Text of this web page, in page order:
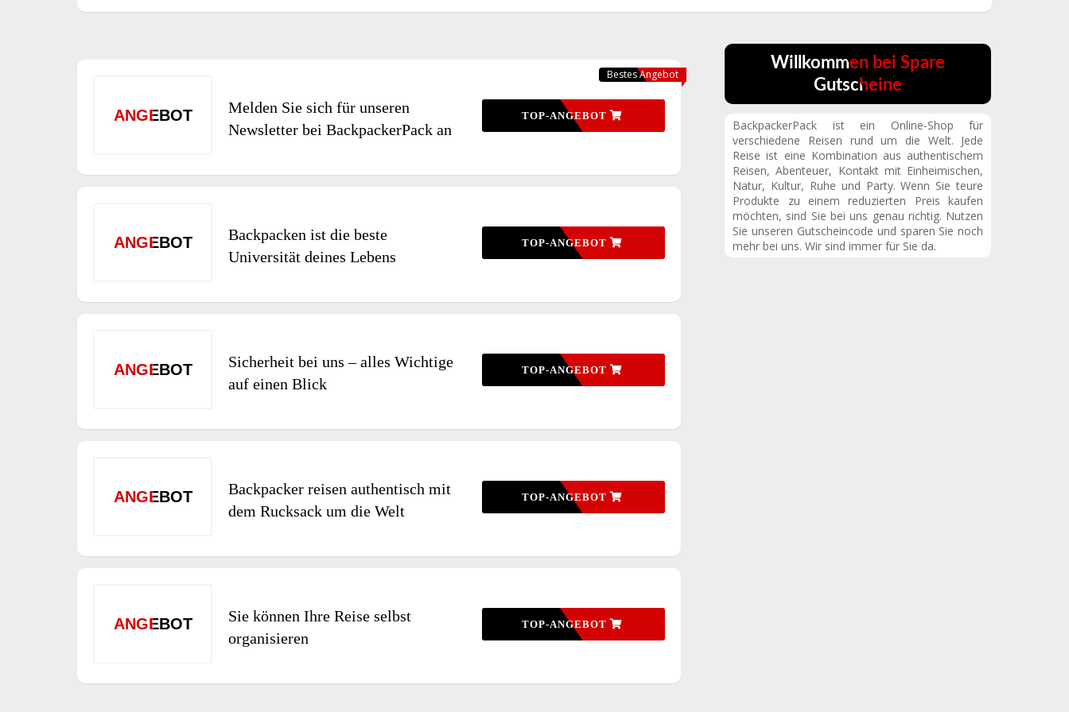
ANGEBOT
Melden Sie sich für unseren
Newsletter bei BackpackerPack an
TOP-ANGEBOT
Bestes Angebot
ANGEBOT
Backpacken ist die beste
Universität deines Lebens
TOP-ANGEBOT
ANGEBOT
Sicherheit bei uns – alles Wichtige
auf einen Blick
TOP-ANGEBOT
ANGEBOT
Backpacker reisen authentisch mit
dem Rucksack um die Welt
TOP-ANGEBOT
ANGEBOT
Sie können Ihre Reise selbst
organisieren
TOP-ANGEBOT
Willkommen bei Spare
Gutscheine
BackpackerPack ist ein Online-Shop für
verschiedene Reisen rund um die Welt. Jede
Reise ist eine Kombination aus authentischem
Reisen, Abenteuer, Kontakt mit Einheimischen,
Natur, Kultur, Ruhe und Party. Wenn Sie teure
Produkte zu einem reduzierten Preis kaufen
möchten, sind Sie bei uns genau richtig. Nutzen
Sie unseren Gutscheincode und sparen Sie noch
mehr bei uns. Wir sind immer für Sie da.